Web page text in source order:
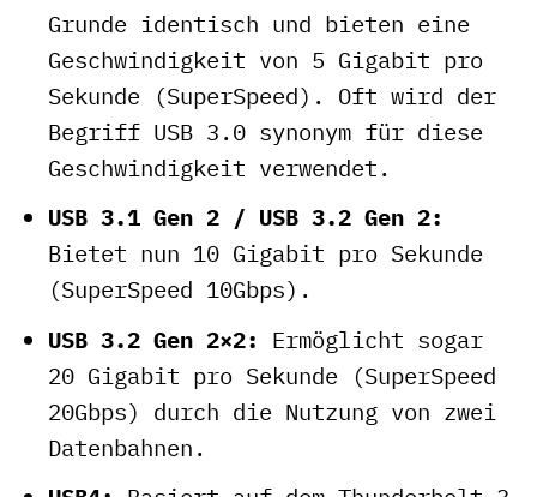
Grunde identisch und bieten eine
Geschwindigkeit von 5 Gigabit pro
Sekunde (SuperSpeed). Oft wird der
Begriff USB 3.0 synonym für diese
Geschwindigkeit verwendet.
USB 3.1 Gen 2 / USB 3.2 Gen 2:
Bietet nun 10 Gigabit pro Sekunde
(SuperSpeed 10Gbps).
USB 3.2 Gen 2×2: Ermöglicht sogar
20 Gigabit pro Sekunde (SuperSpeed
20Gbps) durch die Nutzung von zwei
Datenbahnen.